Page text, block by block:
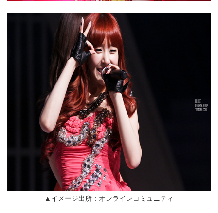
▲イメージ出所：オンラインコミュニティ